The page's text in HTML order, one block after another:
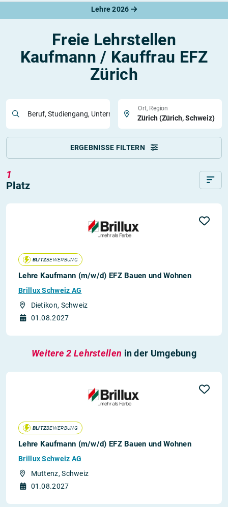
Lehre 2026
Freie Lehrstellen
Kaufmann / Kauffrau EFZ
Zürich
Beruf, Studiengang, Unternehmen
Ort, Region
ERGEBNISSE FILTERN
1
Platz
BLITZBEWERBUNG
Lehre Kaufmann (m/w/d) EFZ Bauen und Wohnen
Brillux Schweiz AG
Dietikon, Schweiz
01.08.2027
Weitere 2 Lehrstellen in der Umgebung
BLITZBEWERBUNG
Lehre Kaufmann (m/w/d) EFZ Bauen und Wohnen
Brillux Schweiz AG
Muttenz, Schweiz
01.08.2027